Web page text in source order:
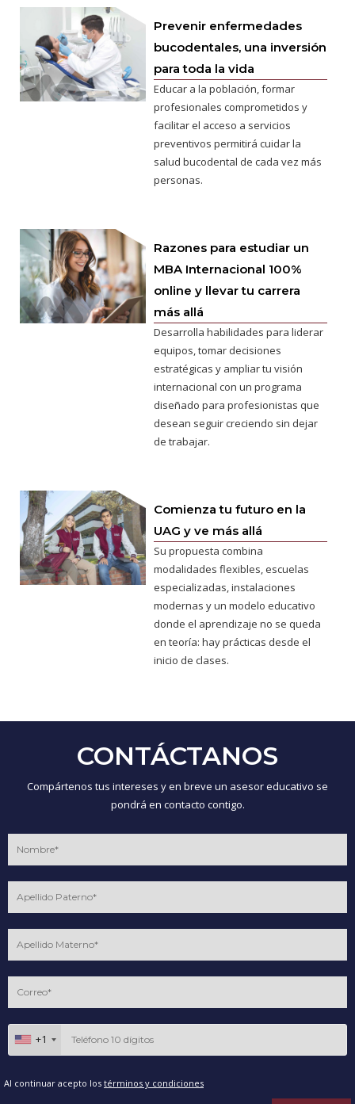
Prevenir enfermedades
bucodentales, una inversión
para toda la vida
Educar a la población, formar
profesionales comprometidos y
facilitar el acceso a servicios
preventivos permitirá cuidar la
salud bucodental de cada vez más
personas.
Razones para estudiar un
MBA Internacional 100%
online y llevar tu carrera
más allá
Desarrolla habilidades para liderar
equipos, tomar decisiones
estratégicas y ampliar tu visión
internacional con un programa
diseñado para profesionistas que
desean seguir creciendo sin dejar
de trabajar.
Comienza tu futuro en la
UAG y ve más allá
Su propuesta combina
modalidades flexibles, escuelas
especializadas, instalaciones
modernas y un modelo educativo
donde el aprendizaje no se queda
en teoría: hay prácticas desde el
inicio de clases.
CONTÁCTANOS
Compártenos tus intereses y en breve un asesor educativo se
pondrá en contacto contigo.
+1
Al continuar acepto los términos y condiciones